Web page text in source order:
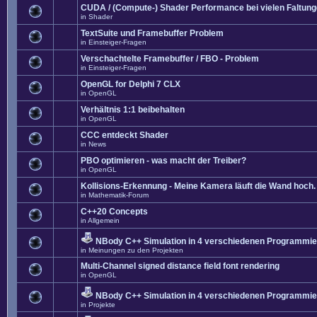
CUDA / (Compute-) Shader Performance bei vielen
in Shader
TextSuite und Framebuffer Problem
in Einsteiger-Fragen
Verschachtelte Framebuffer / FBO - Problem
in Einsteiger-Fragen
OpenGL for Delphi 7 CLX
in OpenGL
Verhältnis 1:1 beibehalten
in OpenGL
CCC entdeckt Shader
in News
PBO optimieren - was macht der Treiber?
in OpenGL
Kollisions-Erkennung - Meine Kamera läuft die Wand hoch.
in Mathematik-Forum
C++20 Concepts
in Allgemein
NBody C++ Simulation in 4 verschiedenen
in Meinungen zu den Projekten
Multi-Channel signed distance field font rendering
in OpenGL
NBody C++ Simulation in 4 verschiedenen
in Projekte